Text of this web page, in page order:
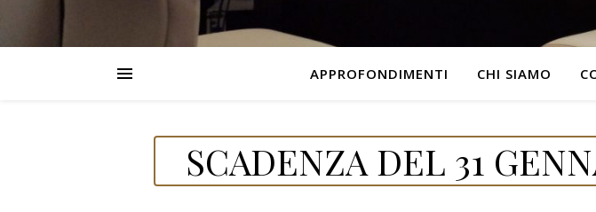
APPROFONDIMENTI CHI SIAMO
SCADENZA DEL 31